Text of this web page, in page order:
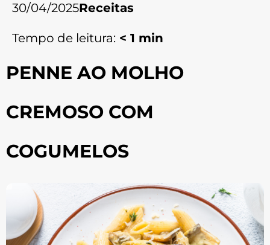
30/04/2025Receitas
Tempo de leitura: < 1 min
PENNE AO MOLHO
CREMOSO COM
COGUMELOS